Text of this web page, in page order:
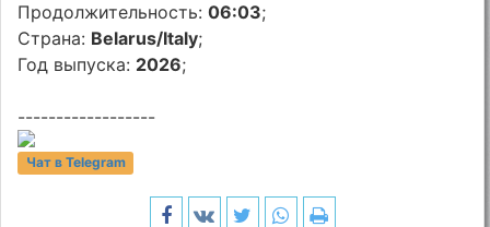
Продолжительность:06:03;
Страна: Belarus/Italy;
Год выпуска: 2026;
------------------
Чат в Telegram